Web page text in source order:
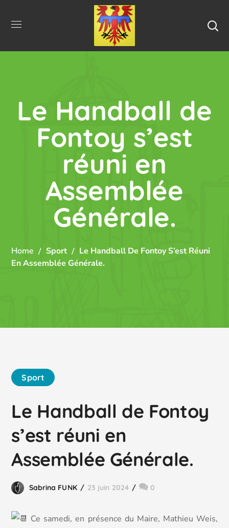
Le Handball de
Fontoy s’est
réuni en
Assemblée
Générale.
Home Sport
Le Handball De Fontoy S’est Réuni
En Assemblée Générale.
Sport
Le Handball de Fontoy
s’est réuni en
Assemblée Générale.
Sabrina FUNK 23 juin 2024 0
Ce samedi, en présence du Maire, Mathieu Weis,